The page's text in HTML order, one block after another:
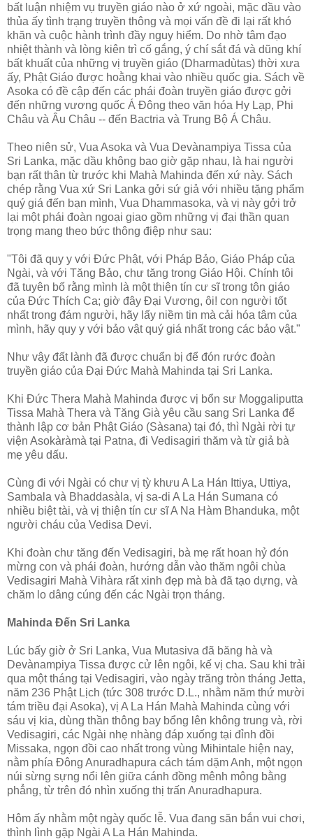
bất luận nhiệm vụ truyền giáo nào ở xứ ngoài, mặc dầu vào
thủa ấy tình trạng truyền thông và mọi vấn đề đi lại rất khó
khăn và cuộc hành trình đầy nguy hiểm. Do nhờ tâm đạo
nhiệt thành và lòng kiên trì cố gắng, ý chí sắt đá và dũng khí
bất khuất của những vị truyền giáo (Dharmadùtas) thời xưa
ấy, Phật Giáo được hoằng khai vào nhiều quốc gia. Sách về
Asoka có đề cập đến các phái đoàn truyền giáo được gởi
đến những vương quốc Á Ðông theo văn hóa Hy Lạp, Phi
Châu và Âu Châu -- đến Bactria và Trung Bộ Á Châu.
Theo niên sử, Vua Asoka và Vua Devànampiya Tissa của
Sri Lanka, mặc dầu không bao giờ gặp nhau, là hai người
bạn rất thân từ trước khi Mahà Mahinda đến xứ này. Sách
chép rằng Vua xứ Sri Lanka gởi sứ giả với nhiều tặng phẩm
quý giá đến bạn mình, Vua Dhammasoka, và vị này gởi trở
lại một phái đoàn ngoại giao gồm những vị đại thần quan
trọng mang theo bức thông điệp như sau:
"Tôi đã quy y với Ðức Phật, với Pháp Bảo, Giáo Pháp của
Ngài, và với Tăng Bảo, chư tăng trong Giáo Hội. Chính tôi
đã tuyên bố rằng mình là một thiện tín cư sĩ trong tôn giáo
của Ðức Thích Ca; giờ đây Ðại Vương, ôi! con người tốt
nhất trong đám người, hãy lấy niềm tin mà cải hóa tâm của
mình, hãy quy y với bảo vật quý giá nhất trong các bảo vật."
Như vậy đất lành đã được chuẩn bị để đón rước đoàn
truyền giáo của Ðại Ðức Mahà Mahinda tại Sri Lanka.
Khi Ðức Thera Mahà Mahinda được vị bổn sư Moggaliputta
Tissa Mahà Thera và Tăng Già yêu cầu sang Sri Lanka để
thành lập cơ bản Phật Giáo (Sàsana) tại đó, thì Ngài rời tự
viện Asokàràmà tại Patna, đi Vedisagiri thăm và từ giả bà
mẹ yêu dấu.
Cùng đi với Ngài có chư vị tỳ khưu A La Hán Ittiya, Uttiya,
Sambala và Bhaddasàla, vị sa-di A La Hán Sumana có
nhiều biệt tài, và vị thiện tín cư sĩ A Na Hàm Bhanduka, một
người cháu của Vedisa Devi.
Khi đoàn chư tăng đến Vedisagiri, bà mẹ rất hoan hỷ đón
mừng con và phái đoàn, hướng dẫn vào thăm ngôi chùa
Vedisagiri Mahà Vihàra rất xinh đẹp mà bà đã tạo dựng, và
chăm lo dâng cúng đến các Ngài trọn tháng.
Mahinda Ðến Sri Lanka
Lúc bấy giờ ở Sri Lanka, Vua Mutasiva đã băng hà và
Devànampiya Tissa được cử lên ngôi, kế vị cha. Sau khi trải
qua một tháng tại Vedisagiri, vào ngày trăng tròn tháng Jetta,
năm 236 Phật Lịch (tức 308 trước D.L., nhằm năm thứ mười
tám triều đại Asoka), vị A La Hán Mahà Mahinda cùng với
sáu vị kia, dùng thần thông bay bổng lên không trung và, rời
Vedisagiri, các Ngài nhẹ nhàng đáp xuống tại đỉnh đồi
Missaka, ngọn đồi cao nhất trong vùng Mihintale hiện nay,
nằm phía Ðông Anuradhapura cách tám dặm Anh, một ngọn
núi sừng sựng nổi lên giữa cánh đồng mênh mông bằng
phẳng, từ trên đó nhìn xuống thị trấn Anuradhapura.
Hôm ấy nhằm một ngày quốc lễ. Vua đang săn bắn vui chơi,
thình lình gặp Ngài A La Hán Mahinda.